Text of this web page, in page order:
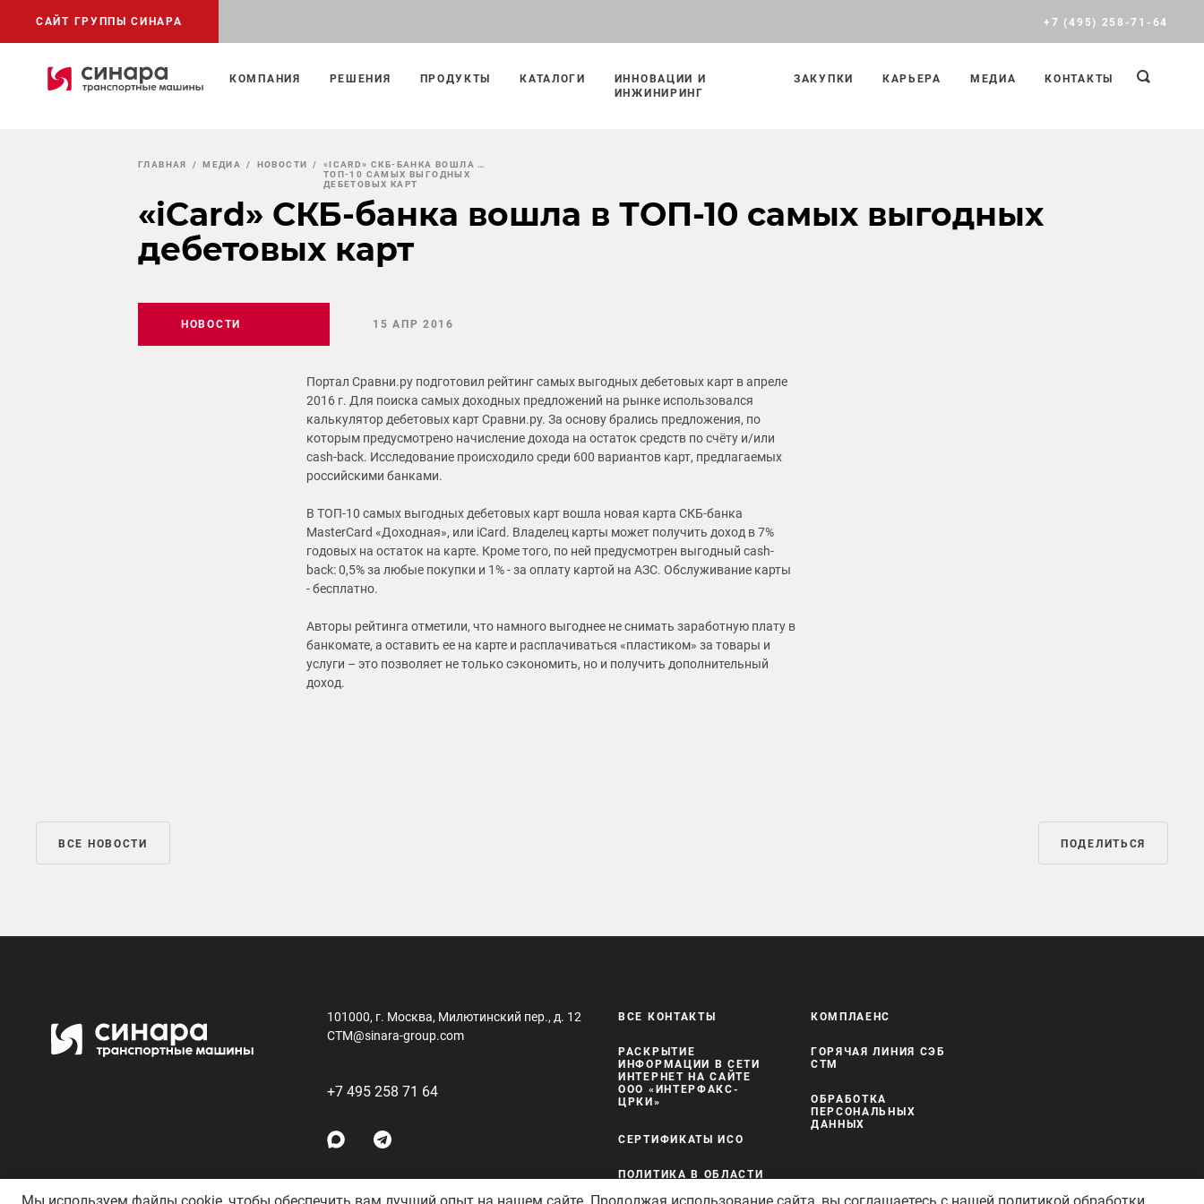
САЙТ ГРУППЫ СИНАРА +7 (495) 258-71-64
КОМПАНИЯ РЕШЕНИЯ ПРОДУКТЫ КАТАЛОГИ
ИННОВАЦИИ И
ИНЖИНИРИНГ
ЗАКУПКИ КАРЬЕРА МЕДИА КОНТАКТЫ
ГЛАВНАЯ МЕДИА НОВОСТИ
«ICARD» СКБ-БАНКА ВОШЛА В
ТОП-10 САМЫХ ВЫГОДНЫХ
ДЕБЕТОВЫХ КАРТ
«iCard» СКБ-банка вошла в ТОП-10 самых выгодных
дебетовых карт
НОВОСТИ 15 АПР 2016
Портал Сравни.ру подготовил рейтинг самых выгодных дебетовых карт в апреле
2016 г. Для поиска самых доходных предложений на рынке использовался
калькулятор дебетовых карт Сравни.ру. За основу брались предложения, по
которым предусмотрено начисление дохода на остаток средств по счёту и/или
cash-back. Исследование происходило среди 600 вариантов карт, предлагаемых
российскими банками.
В ТОП-10 самых выгодных дебетовых карт вошла новая карта СКБ-банка
MasterCard «Доходная», или iCard. Владелец карты может получить доход в 7%
годовых на остаток на карте. Кроме того, по ней предусмотрен выгодный cash-
back: 0,5% за любые покупки и 1% - за оплату картой на АЗС. Обслуживание карты
- бесплатно.
Авторы рейтинга отметили, что намного выгоднее не снимать заработную плату в
банкомате, а оставить ее на карте и расплачиваться «пластиком» за товары и
услуги – это позволяет не только сэкономить, но и получить дополнительный
доход.
ВСЕ НОВОСТИ ПОДЕЛИТЬСЯ
101000, г. Москва, Милютинский пер., д. 12
CTM@sinara-group.com
+7 495 258 71 64
ВСЕ КОНТАКТЫ
РАСКРЫТИЕ
ИНФОРМАЦИИ В СЕТИ
ИНТЕРНЕТ НА САЙТЕ
ООО «ИНТЕРФАКС-
ЦРКИ»
СЕРТИФИКАТЫ ИСО
ПОЛИТИКА В ОБЛАСТИ
БЕЗОПАСНОСТИ
КОМПЛАЕНС
ГОРЯЧАЯ ЛИНИЯ СЭБ
СТМ
ОБРАБОТКА
ПЕРСОНАЛЬНЫХ
ДАННЫХ